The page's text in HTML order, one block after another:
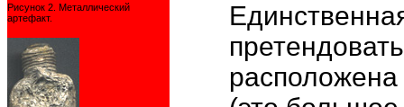
Рисунок 2. Металлический
артефакт.